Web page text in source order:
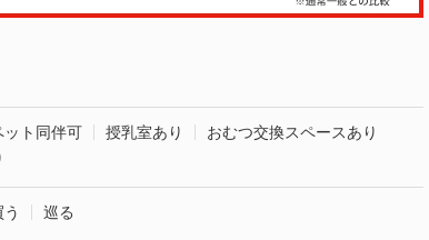
ット同伴可 授乳室あり
おむつ交換スペースあり
う 巡る